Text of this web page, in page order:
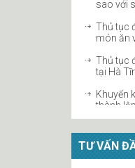
Thủ tục
theo
Thủ tục
món ăn
Thủ tục
tại Hà
Khuyến
thành
thác
Thủ tục
tại Hà
TƯ VẤN